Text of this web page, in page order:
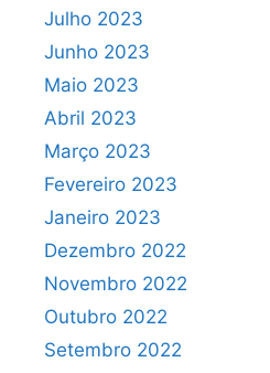
Julho 2023
Junho 2023
Maio 2023
Abril 2023
Março 2023
Fevereiro 2023
Janeiro 2023
Dezembro 2022
Novembro 2022
Outubro 2022
Setembro 2022